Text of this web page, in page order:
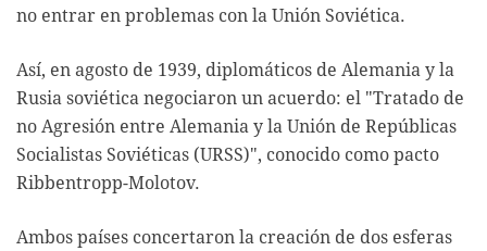
no entrar en problemas con la Unión Soviética.
Así, en agosto de 1939, diplomáticos de Alemania y la
Rusia soviética negociaron un acuerdo: el "Tratado de
no Agresión entre Alemania y la Unión de Repúblicas
Socialistas Soviéticas (URSS)", conocido como pacto
Ribbentropp-Molotov.
Ambos países concertaron la creación de dos esferas